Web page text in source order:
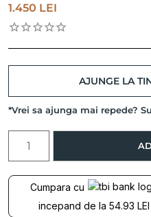
1.450 LEI
AJUNGE LA
*Vrei sa ajunga mai repede?
Bratara
CERGA
ZORILOR,
Cumpara cu
incepand de la 54.93 LEI